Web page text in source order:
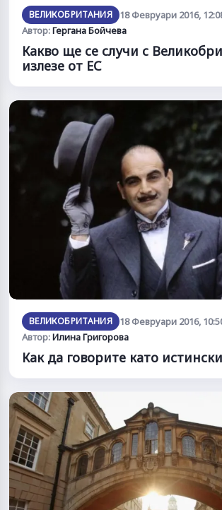
ВЕЛИКОБРИТАНИЯ
18 Февруари 2016,
Автор:Гергана Бойчева
Какво ще се случи с
излезе от ЕС
ВЕЛИКОБРИТАНИЯ
18 Февруари 2016,
Автор:Илина Григорова
Как да говорите като